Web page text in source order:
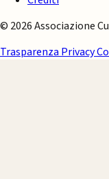
© 2026 Associazione
Trasparenza Privacy